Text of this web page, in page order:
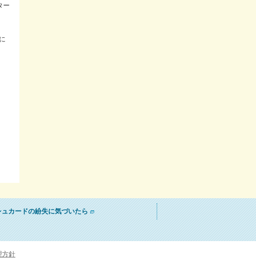
ー
ュカードの紛失に気づいたら
方針